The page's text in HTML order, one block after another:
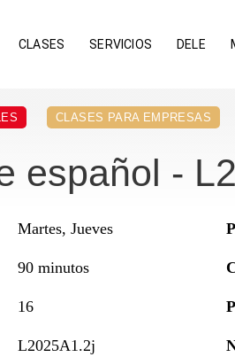
CLASES SERVICIOS DELE
CLASES PARA EMPRESAS
español -
Martes, Jueves
90 minutos
16
L2025A1.2j